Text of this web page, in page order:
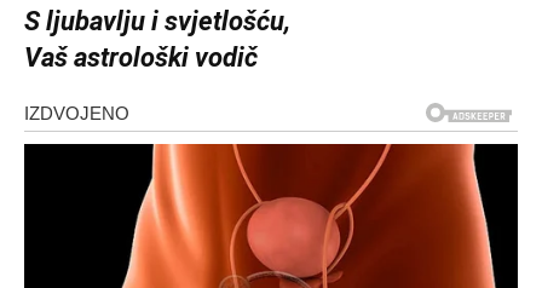
S ljubavlju i svjetlošću,
Vaš astrološki vodič